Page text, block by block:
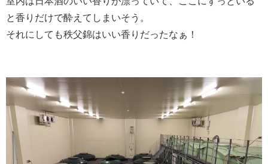
と香りだけで酔えてしまいそう。
それにしても秩父錦はいい香りだったなぁ！